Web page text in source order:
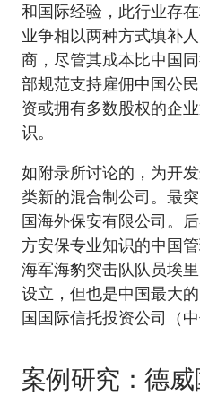
和国际经验，此行业存
业争相以两种方式填补
商，尽管其成本比中国
部规范支持雇佣中国公
资或拥有多数股权的企
识。
如附录所讨论的，为开
类新的混合制公司。最
国海外保安有限公司。
方安保专业知识的中国
海军海豹突击队队员埃里
设立，但也是中国最大
国国际信托投资公司（
案例研究：德